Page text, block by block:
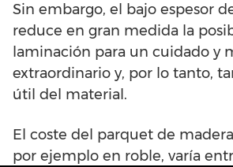
Sin embargo, el bajo espesor
reduce en gran medida la
laminación para un cuidado y
extraordinario y, por lo tanto,
útil del material.
El coste del parquet de
por ejemplo en roble, varía